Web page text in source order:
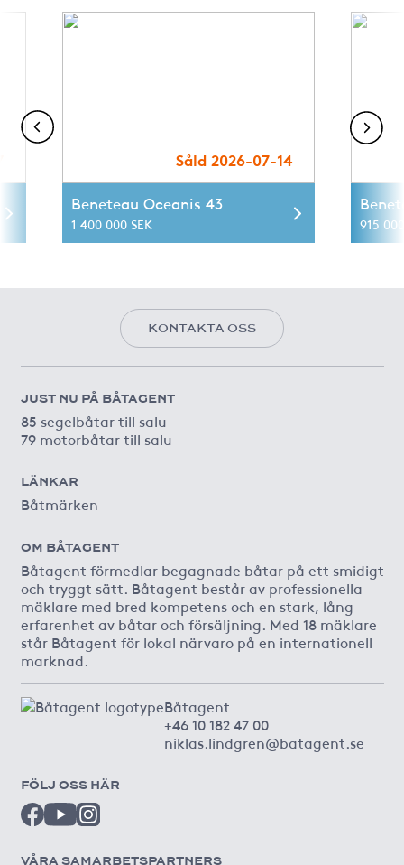
Såld 2026-07-14
Beneteau Oceanis 43
1 400 000 SEK 915
KONTAKTA OSS
JUST NU PÅ BÅTAGENT
85 segelbåtar till salu
79 motorbåtar till salu
LÄNKAR
Båtmärken
OM BÅTAGENT
Båtagent förmedlar begagnade båtar på ett smidigt
och tryggt sätt. Båtagent består av professionella
mäklare med bred kompetens och en stark, lång
erfarenhet av båtar och försäljning. Med 18 mäklare
står Båtagent för lokal närvaro på en internationell
marknad.
Båtagent
+46 10 182 47 00
niklas.lindgren@batagent.se
FÖLJ OSS HÄR
VÅRA SAMARBETSPARTNERS